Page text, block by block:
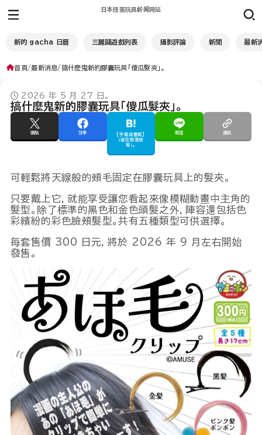
日本扭蛋玩具新闻网站
新的 gacha 日曆 三麗鷗遊戲列表 攝影評論 新聞 最新
首頁 最新消息 搞什麼鬼新的膠囊玩具「傻瓜髮夾」。
2026 年 5 月 27 日。
搞什麼鬼新的膠囊玩具「傻瓜髮夾」。
張貼 分享
[手寫或書寫]
（或在部落格
等）。
寄送 連結
Powered by GliaStudios
可輕鬆將天線般的頰毛固定在膠囊玩具上的髮夾。
只要戴上它，就能享受讓您看起來像模糊動畫中主角的
髮型。除了標準的黑色和金色頭髮之外，陣容還包括色
彩繽紛的彩色臉頰髮型。共有五種類型可供選擇。
每套售價 300 日元，將於 2026 年 9 月左右開始
發售。